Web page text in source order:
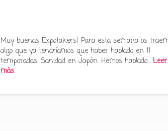
Muy buenas Expotakers! Para esta semana os
algo que ya tendríamos que haber hablado en 11
temporadas: Sanidad en Japón. Hemos hablado…Leer
más